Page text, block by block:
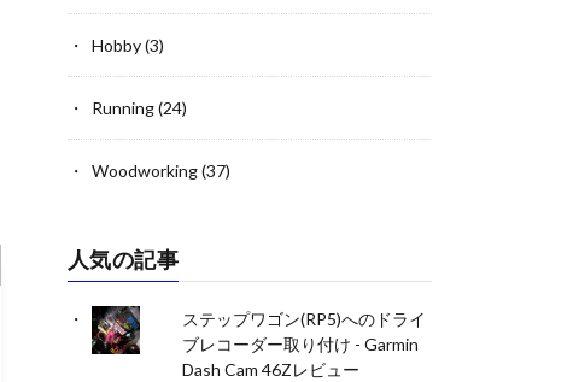
Hobby(3)
Running(24)
Woodworking(37)
人気の記事
ステップワゴン(RP5)へのドライ
ブレコーダー取り付け - Garmin
Dash Cam 46Zレビュー